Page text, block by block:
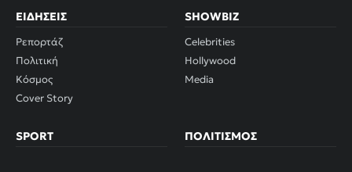
ΕΙΔΉΣΕΙΣ
Ρεπορτάζ
Πολιτική
Κόσμος
Cover Story
SHOWBIZ
Celebrities
Hollywood
Media
SPORT ΠΟΛΙΤΙΣΜΌΣ